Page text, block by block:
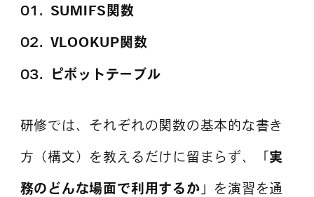
SUMIFS関数
VLOOKUP関数
ピボットテーブル
研修では、それぞれの関数の基本的な書き
方（構文）を教えるだけに留まらず、「 実
務のどんな場面で利用するか 」を演習を通